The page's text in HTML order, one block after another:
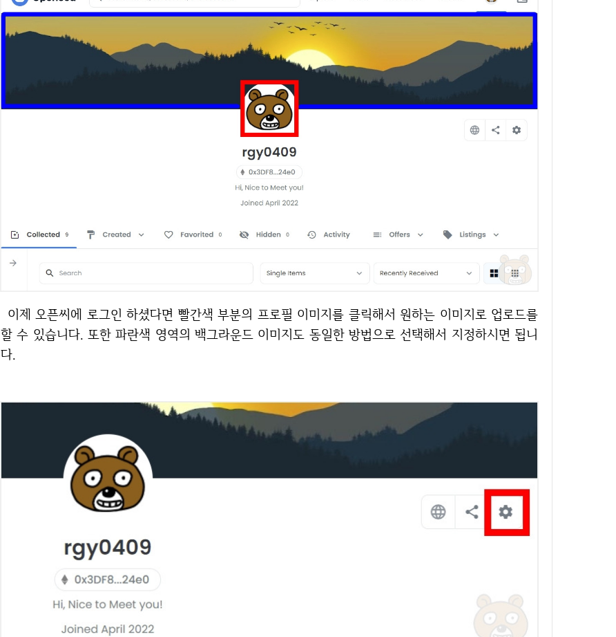
이제 오픈씨에 로그인 하셨다면 빨간색 부분의 프로필 이미지를 클릭해서 원하는 이미지로 업로드를
할 수 있습니다. 또한 파란색 영역의 백그라운드 이미지도 동일한 방법으로 선택해서 지정하시면 됩니
다.